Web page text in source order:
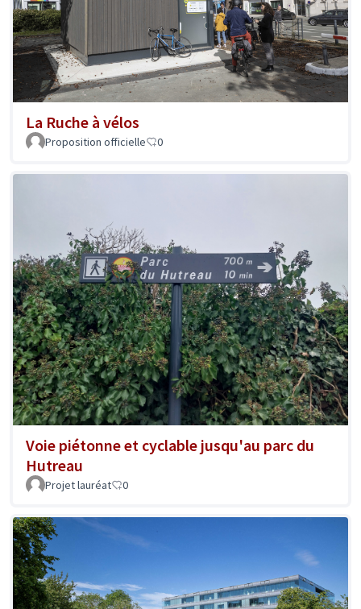
La Ruche à vélos
Proposition officielle 0
Voie piétonne et cyclable jusqu'au parc du
Hutreau
Projet lauréat 0